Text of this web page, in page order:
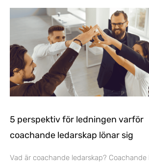
5 perspektiv för ledningen varför
coachande ledarskap lönar sig
Vad är coachande ledarskap? Coachande